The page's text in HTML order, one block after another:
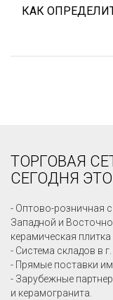
КАК
ТОРГОВАЯ
СЕГОДНЯ
- Оптово-розничная
Западной и
керамическая
- Система складов в
- Прямые поставки
- Зарубежные
и керамогранита.